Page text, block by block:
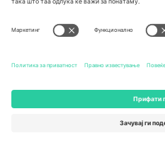
131 Continental Dr, Suite 305,
Newark, Delaware 19713, United
States
Bulgaria
Regus Sofia City West, bul